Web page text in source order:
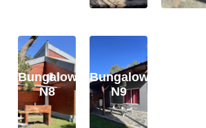
Bungalow
N8
Bungalow
N9